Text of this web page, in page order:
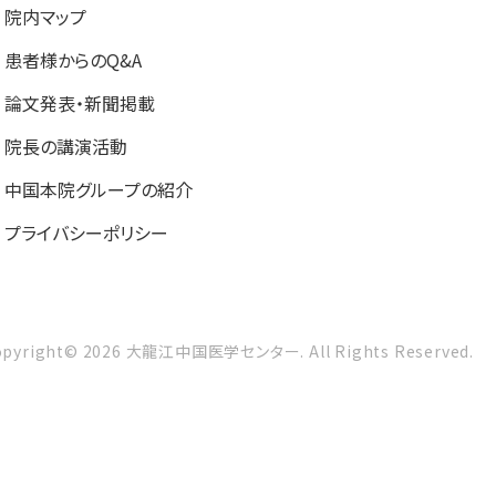
院内マップ
患者様からのQ&A
論文発表・新聞掲載
院長の講演活動
中国本院グループの紹介
プライバシーポリシー
2026 大龍江中国医学センター. All Rights Reserved.